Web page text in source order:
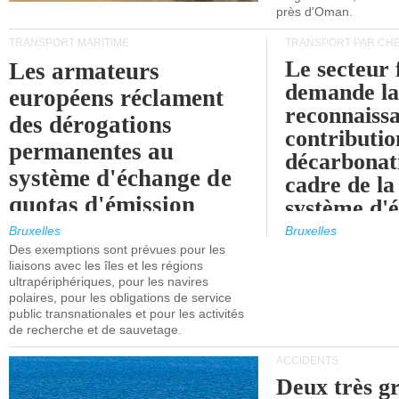
près d'Oman.
TRANSPORT MARITIME
Les armateurs
européens réclament
des dérogations
permanentes au
système d'échange de
quotas d'émission
maritimes de l'UE
après 2030.
Bruxelles
Des exemptions sont prévues pour les
liaisons avec les îles et les régions
ultrapériphériques, pour les navires
polaires, pour les obligations de service
public transnationales et pour les activités
de recherche et de sauvetage.
TRANSPORT PAR
Le
demande la
cadre de
système
quotas
Bruxelles
ACCIDENTS
Deux très